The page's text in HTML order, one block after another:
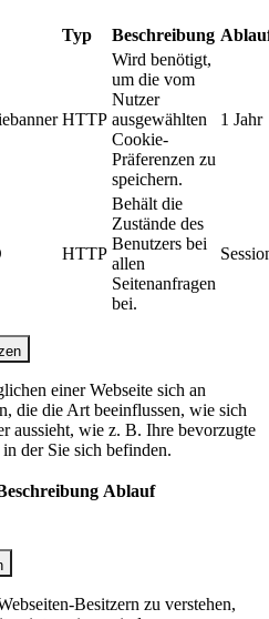
Typ Beschreibung
HTTP
Wird benötigt,
um die vom
Nutzer
ausgewählten
Cookie-
Präferenzen zu
speichern.
1 Jahr
HTTP
Behält die
Zustände des
Benutzers bei
allen
Seitenanfragen
bei.
einer Webseite sich an
die die Art beeinflussen, wie sich
aussieht, wie z. B. Ihre bevorzugte
der Sie sich befinden.
Ablauf
Besitzern zu verstehen,